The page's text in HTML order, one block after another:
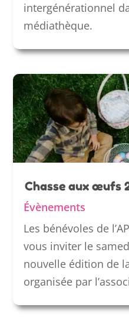
intergénérationnel
médiathèque.
Chasse aux œufs
Évènements
Les bénévoles de
vous inviter le
nouvelle édition de
organisée par